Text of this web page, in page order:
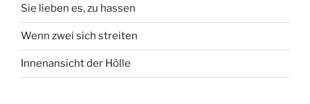
Sie lieben es, zu hassen
Wenn zwei sich streiten
Innenansicht der Hölle